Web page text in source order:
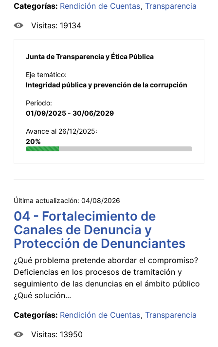
Categorías: Rendición de Cuentas Transparencia
Visitas: 19134
Junta de Transparencia y Ética Pública
Eje temático:
Integridad pública y prevención de la corrupción
Período:
01/09/2025 - 30/06/2029
Avance al 26/12/2025:
20%
Última actualización: 04/08/2026
04 - Fortalecimiento de
Canales de Denuncia y
Protección de Denunciantes
¿Qué problema pretende abordar el compromiso?
Deficiencias en los procesos de tramitación y
seguimiento de las denuncias en el ámbito público
¿Qué solución...
Categorías: Rendición de Cuentas Transparencia
Visitas: 13950